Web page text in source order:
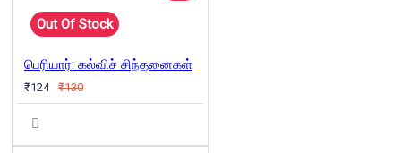
Out Of Stock
பெரியார்: கல்விச் சிந்தனைகள்
₹124 ₹130